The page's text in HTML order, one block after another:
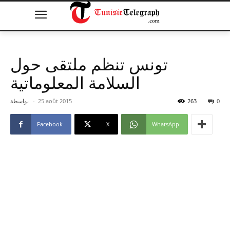
تونس تنظم ملتقى حول
السلامة المعلوماتية
بواسطة - 25 août 2015 0
263
Facebook X WhatsApp